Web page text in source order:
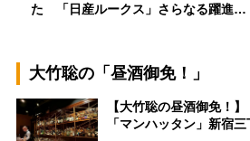
た 「日産ルークス」さらなる躍進…
大竹聡の「昼酒御免！」
【大竹聡の昼酒御免！
「マンハッタン」新宿